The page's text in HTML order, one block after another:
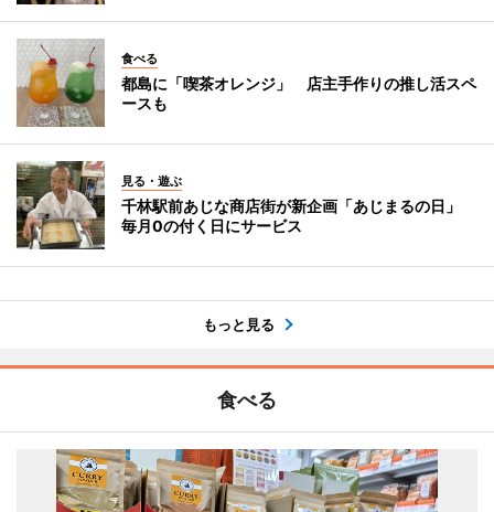
食べる
都島に「喫茶オレンジ」 店主手作りの推し活スペ
ースも
見る・遊ぶ
千林駅前あじな商店街が新企画「あじまるの日」
毎月0の付く日にサービス
もっと見る
食べる